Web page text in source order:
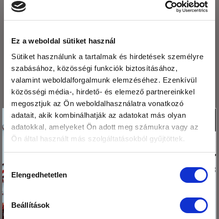
Ez a weboldal sütiket használ
Sütiket használunk a tartalmak és hirdetések személyre
szabásához, közösségi funkciók biztosításához,
valamint weboldalforgalmunk elemzéséhez. Ezenkívül
közösségi média-, hirdető- és elemező partnereinkkel
megosztjuk az Ön weboldalhasználatra vonatkozó
adatait, akik kombinálhatják az adatokat más olyan
adatokkal, amelyeket Ön adott meg számukra vagy az
Ön által használt más szolgáltatásokból gyűjtöttek.
Hozzájárulás
kiválasztása
Elengedhetetlen
Beállítások
LEGUTÓBBI BEJEGYZÉSEK
Fogyasszunk mogyoró-, mandula és kesuvajat!
Mogyoróvajas szelet
Méregtelenítés természetesen és óvatosan.
Kétféle puding – laktató, finom, egészséges
Mák tárolása – így csináld, hogy sokáig friss
Tedd a kosaradba
Köszönjük,hogy
olvasod a blogunkat!
Ezért
megajándékozunk egy
kis csomag hibiszkusz
virág teával!